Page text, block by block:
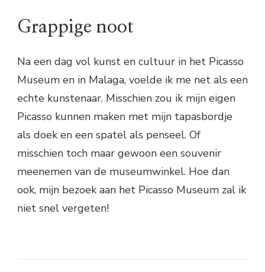
Grappige noot
Na een dag vol kunst en cultuur in het Picasso
Museum en in Malaga, voelde ik me net als een
echte kunstenaar. Misschien zou ik mijn eigen
Picasso kunnen maken met mijn tapasbordje
als doek en een spatel als penseel. Of
misschien toch maar gewoon een souvenir
meenemen van de museumwinkel. Hoe dan
ook, mijn bezoek aan het Picasso Museum zal ik
niet snel vergeten!